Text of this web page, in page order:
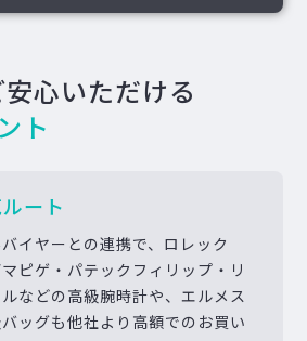
心いただける
ト
ート
イヤーとの連携で、ロレック
ピゲ・パテックフィリップ・リ
などの高級腕時計や、エルメス
ッグも他社より高額でのお買い